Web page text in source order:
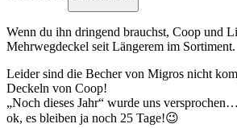
Wenn du ihn dringend brauchst, Coop und
Mehrwegdeckel seit Längerem im Sortiment.
Leider sind die Becher von Migros nicht
Deckeln von Coop!
„Noch dieses Jahr“ wurde uns versprochen…
ok, es bleiben ja noch 25 Tage!😉